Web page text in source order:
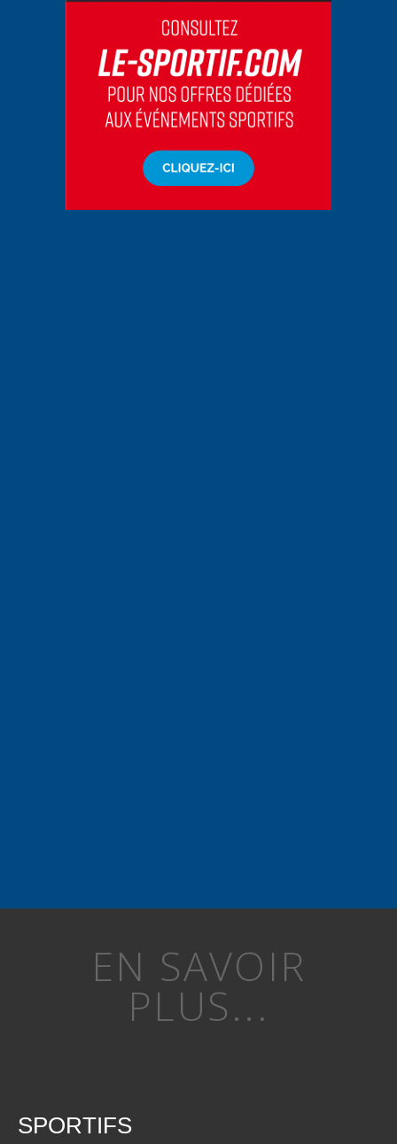
EN SAVOIR
PLUS...
SPORTIFS